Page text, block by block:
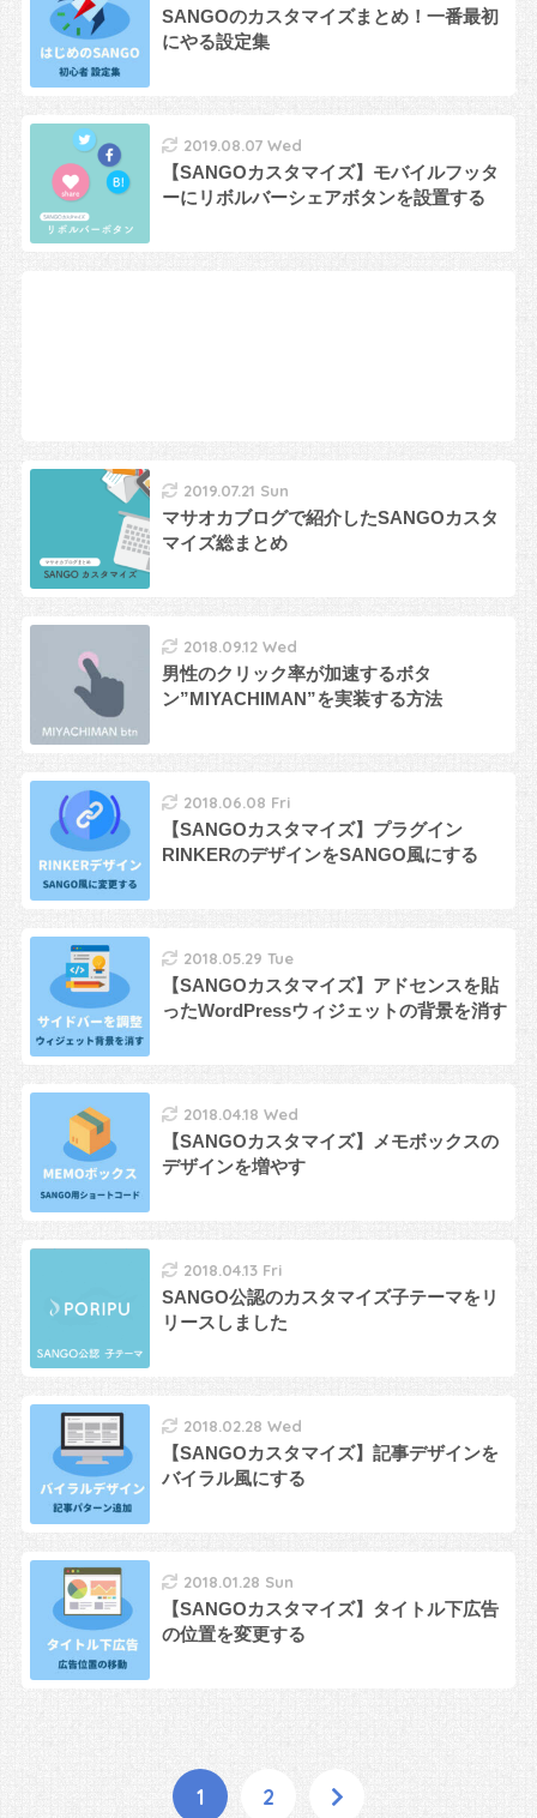
SANGOのカスタマイズまとめ！一番最初
にやる設定集
2019.08.07 Wed
【SANGOカスタマイズ】モバイルフッタ
ーにリボルバーシェアボタンを設置する
2019.07.21 Sun
マサオカブログで紹介したSANGOカスタ
マイズ総まとめ
2018.09.12 Wed
男性のクリック率が加速するボタ
ン”MIYACHIMAN”を実装する方法
2018.06.08 Fri
【SANGOカスタマイズ】プラグイン
RINKERのデザインをSANGO風にする
2018.05.29 Tue
【SANGOカスタマイズ】アドセンスを貼
ったWordPressウィジェットの背景を消す
2018.04.18 Wed
【SANGOカスタマイズ】メモボックスの
デザインを増やす
2018.04.13 Fri
SANGO公認のカスタマイズ子テーマをリ
リースしました
2018.02.28 Wed
【SANGOカスタマイズ】記事デザインを
バイラル風にする
2018.01.28 Sun
【SANGOカスタマイズ】タイトル下広告
の位置を変更する
1 2